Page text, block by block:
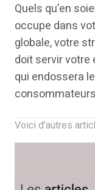
Quels qu’en
occupe dans
globale, votre
doit servir votre
qui endossera
Voici d'autres